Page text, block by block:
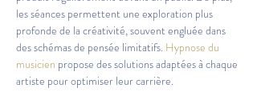
les séances permettent une exploration plus
profonde de la créativité, souvent engluée dans
des schémas de pensée limitatifs. Hypnose du
musicien propose des solutions adaptées à chaque
artiste pour optimiser leur carrière.